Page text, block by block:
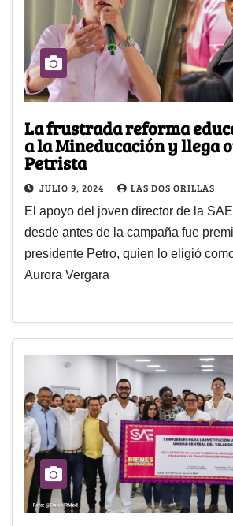
La frustrada reforma
a la Mineducación y llega
Petrista
JULIO 9, 2024 LAS DOS ORILLAS
El apoyo del joven director de la
desde antes de la campaña fue
presidente Petro, quien lo eligió
Aurora Vergara